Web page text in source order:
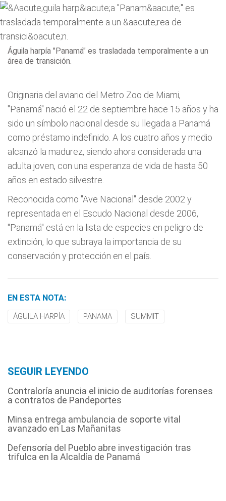
Águila harpía "Panamá" es trasladada temporalmente a un
área de transición.
Originaria del aviario del Metro Zoo de Miami,
"Panamá" nació el 22 de septiembre hace 15 años y ha
sido un símbolo nacional desde su llegada a Panamá
como préstamo indefinido. A los cuatro años y medio
alcanzó la madurez, siendo ahora considerada una
adulta joven, con una esperanza de vida de hasta 50
años en estado silvestre.
Reconocida como "Ave Nacional" desde 2002 y
representada en el Escudo Nacional desde 2006,
"Panamá" está en la lista de especies en peligro de
extinción, lo que subraya la importancia de su
conservación y protección en el país.
EN ESTA NOTA:
ÁGUILA HARPÍA PANAMA SUMMIT
SEGUIR LEYENDO
Contraloría anuncia el inicio de auditorías forenses
a contratos de Pandeportes
Minsa entrega ambulancia de soporte vital
avanzado en Las Mañanitas
Defensoría del Pueblo abre investigación tras
trifulca en la Alcaldía de Panamá